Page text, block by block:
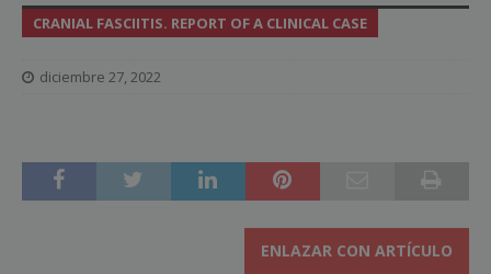
CRANIAL FASCIITIS. REPORT OF A CLINICAL CASE
diciembre 27, 2022
ENLAZAR CON ARTÍCULO